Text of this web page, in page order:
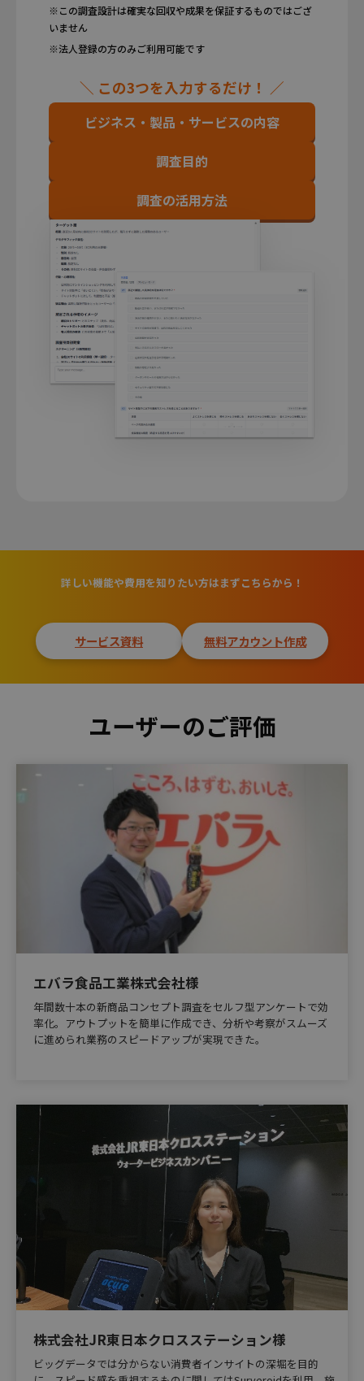
＼ この3つを入力するだけ！ ／
ビジネス・製品・サービスの内容
調査目的
調査の活用方法
※この調査設計は確実な回収や成果を保証するものではござ
いません
※法人登録の方のみご利用可能です
詳しい機能や費用を知りたい方はまずこちらから！
サービス資料 無料アカウント作成
ユーザーのご評価
エバラ食品工業株式会社様
年間数十本の新商品コンセプト調査をセルフ型アンケートで効
率化。アウトプットを簡単に作成でき、分析や考察がスムーズ
に進められ業務のスピードアップが実現できた。
株式会社JR東日本クロスステーション様
ビッグデータでは分からない消費者インサイトの深堀を目的